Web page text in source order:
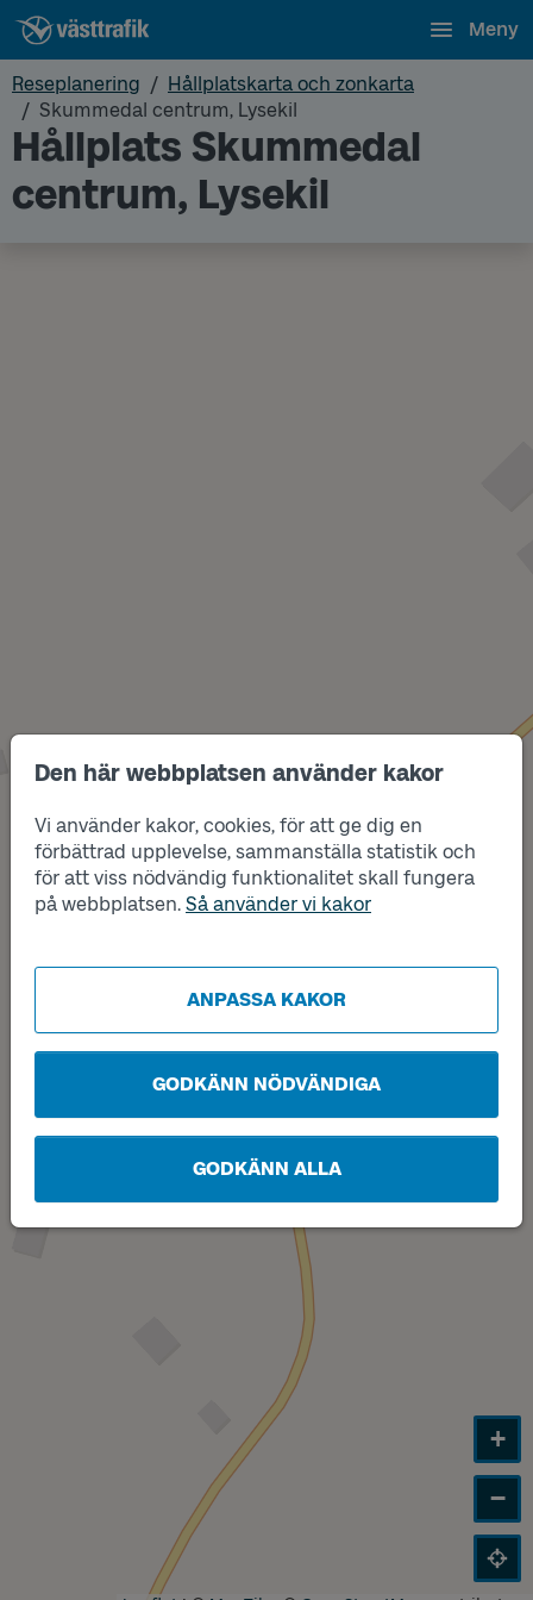
Den här webbplatsen använder kakor
Vi använder kakor, cookies, för att ge dig en
förbättrad upplevelse, sammanställa statistik och
för att viss nödvändig funktionalitet skall fungera
på webbplatsen. Så använder vi kakor
ANPASSA KAKOR
GODKÄNN NÖDVÄNDIGA
GODKÄNN ALLA
Meny
Reseplanering
Hållplatskarta och zonkarta
Skummedal centrum, Lysekil
Hållplats Skummedal
centrum, Lysekil
Läge
A
Läge
B
+
−